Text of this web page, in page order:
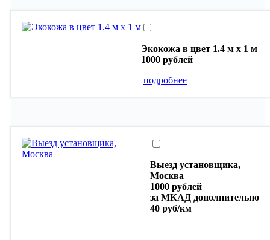
Экокожа в цвет 1.4 м х 1 м
1000 рублей
подробнее
Выезд установщика,
Москва
1000 рублей
за МКАД дополнительно
40 руб/км